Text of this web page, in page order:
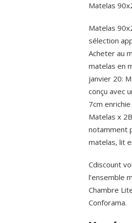
Matelas
Matelas
sélection
Acheter au
matelas en
janvier 20:
conçu avec
7cm
Matelas x
notamment
matelas, lit
Cdiscount
l’ensemble
Chambre
Conforama.